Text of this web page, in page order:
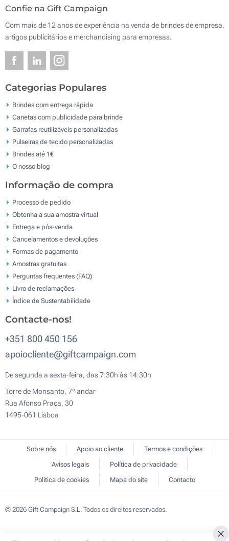
Confie na Gift Campaign
Com mais de 12 anos de experiência na venda de brindes de empresa,
artigos publicitários e merchandising para empresas.
Categorias Populares
Brindes com entrega rápida
Canetas com publicidade para brinde
Garrafas reutilizáveis personalizadas
Pulseiras de tecido personalizadas
Brindes até 1€
O nosso blog
Informação de compra
Processo de pedido
Obtenha a sua amostra virtual
Entrega e pós-venda
Cancelamentos e devoluções
Formas de pagamento
Amostras gratuitas
Perguntas frequentes (FAQ)
Livro de reclamaçōes
Índice de Sustentabilidade
Contacte-nos!
+351 800 450 156
apoiocliente@giftcampaign.com
De segunda a sexta-feira, das 7:30h às 14:30h
Torre de Monsanto, 7º andar
Rua Afonso Praça, 30
1495-061 Lisboa
Sobre nós Apoio ao cliente
Termos e condições
Avisos legais
Política de privacidade
Política de cookies
Mapa do site Contacto
© 2026 Gift Campaign S.L. Todos os direitos reservados.